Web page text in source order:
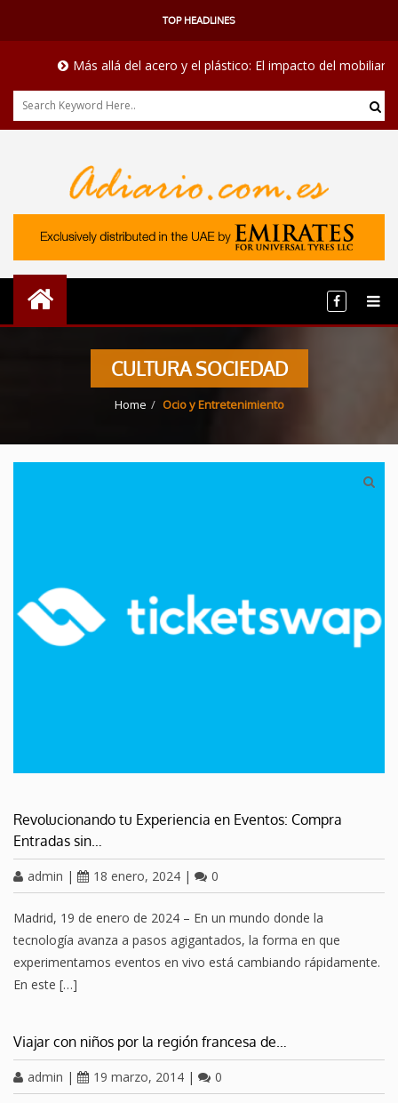
TOP HEADLINES
Más allá del acero y el plástico: El impacto del mobiliario
CULTURA SOCIEDAD
Home Ocio y Entretenimiento
Revolucionando tu Experiencia en Eventos: Compra
Entradas sin…
admin | 18 enero, 2024 | 0
Madrid, 19 de enero de 2024 – En un mundo donde la
tecnología avanza a pasos agigantados, la forma en que
experimentamos eventos en vivo está cambiando rápidamente.
En este […]
Viajar con niños por la región francesa de…
admin | 19 marzo, 2014 | 0